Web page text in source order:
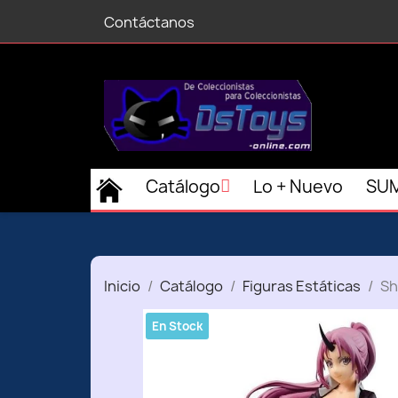
Contáctanos
Catálogo Lo + Nuevo
Inicio Catálogo Figuras Estáticas
En Stock